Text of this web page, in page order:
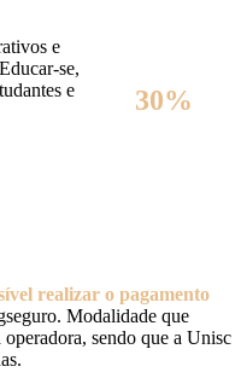
e
se,
e
30%
realizar o pagamento
Modalidade que
sendo que a Unisc